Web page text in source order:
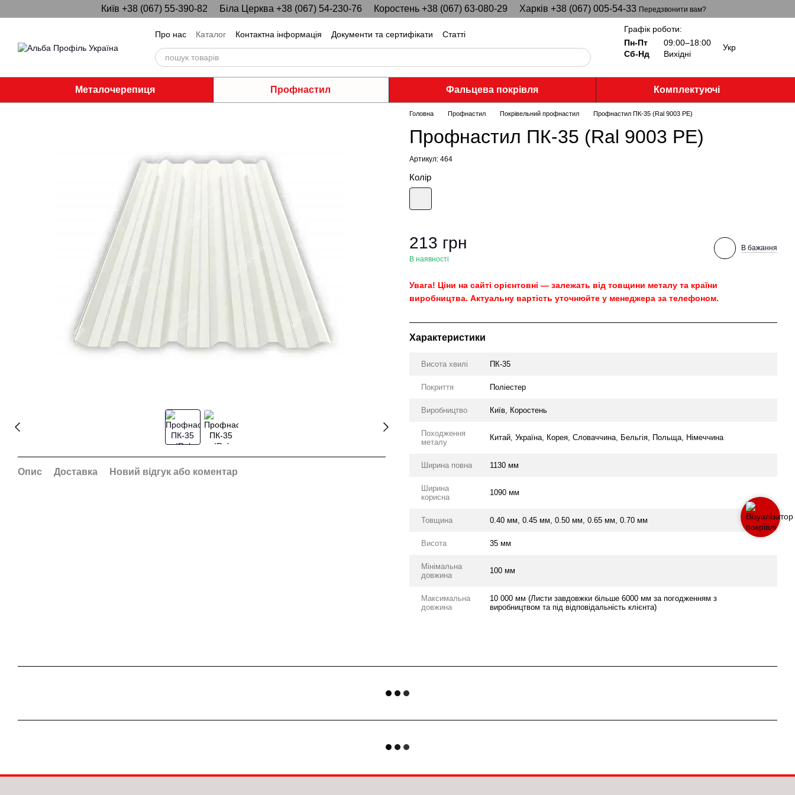
Перейти до основного контентуКиїв +38 (067) 55-390-82 Біла Церква +38 (067) 54-230-76 Коростень +38 (067) 63-080-29 Харків +38 (067) 005-54-33 Передзвонити вам?
Про нас Каталог Контактна інформація Документи та сертифікати Статті
Графік роботи:
Пн-Пт
09:00–18:00
Сб-Нд
Вихідні
Укр
Металочерепиця Профнастил Фальцева покрівля Комплектуючі
Опис Доставка Новий відгук або коментар
Головна Профнастил Покрівельний профнастил Профнастил ПК-35 (Ral 9003 PE)
Профнастил ПК-35 (Ral 9003 PE)
Артикул: 464
Колір
213 грн
В наявності
В бажання
Увага! Ціни на сайті орієнтовні — залежать від товщини металу та країни
виробництва. Актуальну вартість уточнюйте у менеджера за телефоном.
Характеристики
Висота хвилі ПК-35
Покриття Поліестер
Виробництво Київ, Коростень
Походження
металу
Китай, Україна, Корея, Словаччина, Бельгія, Польща, Німеччина
Ширина повна 1130 мм
Ширина
корисна
1090 мм
Товщина 0.40 мм, 0.45 мм, 0.50 мм, 0.65 мм, 0.70 мм
Висота 35 мм
Мінімальна
довжина
100 мм
Максимальна
довжина
10 000 мм (Листи завдовжки більше 6000 мм за погодженням з
виробництвом та під відповідальність клієнта)